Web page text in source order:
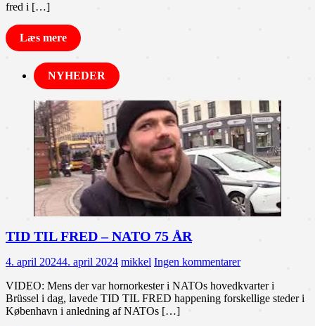
fred i […]
Læs mere
NYHEDER
TID TIL FRED – NATO 75 ÅR
4. april 20244. april 2024 mikkel Ingen kommentarer
VIDEO: Mens der var hornorkester i NATOs hovedkvarter i
Brüssel i dag, lavede TID TIL FRED happening forskellige steder i
København i anledning af NATOs […]